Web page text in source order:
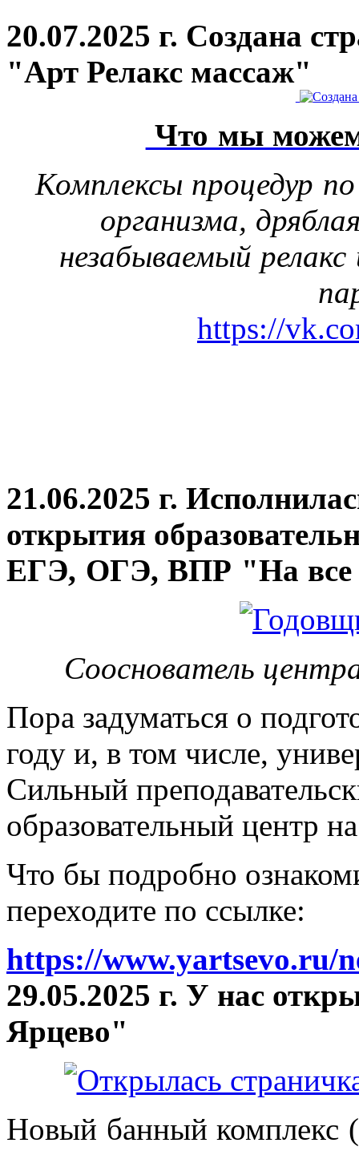
20.07.2025 г. Создана
"Арт Релакс массаж"
Что мы
Комплексы процедур
организма,
незабываемый
https://
21.06.2025 г.
открытия
ЕГЭ, ОГЭ, ВПР "На все
Сооснователь
Пора задуматься о
году и, в том числе,
Сильный
образовательный центр
Что бы подробно
переходите по ссылке:
https://www.yartsevo.ru/
29.05.2025 г. У нас
Ярцево"
Новый банный комплекс